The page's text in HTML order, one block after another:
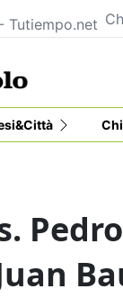
Tutiempo.net